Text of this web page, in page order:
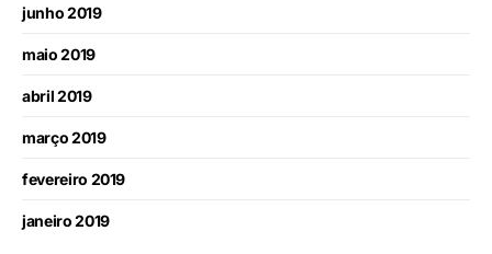
junho 2019
maio 2019
abril 2019
março 2019
fevereiro 2019
janeiro 2019